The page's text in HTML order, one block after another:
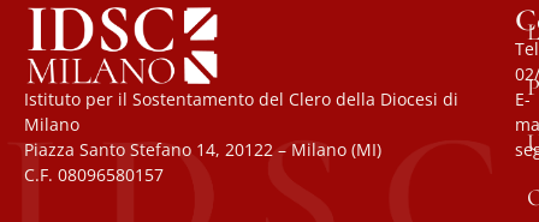
Istituto per il Sostentamento del Clero della Diocesi di
Milano
Piazza Santo Stefano 14, 20122 – Milano (MI)
C.F. 08096580157
E-